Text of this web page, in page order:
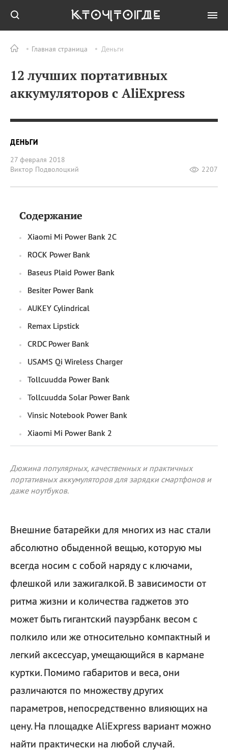
Главная страница Деньги
12 лучших портативных
аккумуляторов с AliExpress
ДЕНЬГИ
27 февраля 2018
Виктор Подволоцкий
2207
Содержание
Xiaomi Mi Power Bank 2C
ROCK Power Bank
Baseus Plaid Power Bank
Besiter Power Bank
AUKEY Cylindrical
Remax Lipstick
CRDC Power Bank
USAMS Qi Wireless Charger
Tollcuudda Power Bank
Tollcuudda Solar Power Bank
Vinsic Notebook Power Bank
Xiaomi Mi Power Bank 2
Дюжина популярных, качественных и практичных
портативных аккумуляторов для зарядки смартфонов и
даже ноутбуков.
Внешние батарейки для многих из нас стали
абсолютно обыденной вещью, которую мы
всегда носим с собой наряду с ключами,
флешкой или зажигалкой. В зависимости от
ритма жизни и количества гаджетов это
может быть гигантский пауэрбанк весом с
полкило или же относительно компактный и
легкий аксессуар, умещающийся в кармане
куртки. Помимо габаритов и веса, они
различаются по множеству других
параметров, непосредственно влияющих на
цену. На площадке AliExpress вариант можно
найти практически на любой случай.